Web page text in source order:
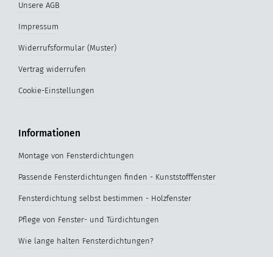
Unsere AGB
Impressum
Widerrufsformular (Muster)
Vertrag widerrufen
Cookie-Einstellungen
Informationen
Montage von Fensterdichtungen
Passende Fensterdichtungen finden - Kunststofffenster
Fensterdichtung selbst bestimmen - Holzfenster
Pflege von Fenster- und Türdichtungen
Wie lange halten Fensterdichtungen?